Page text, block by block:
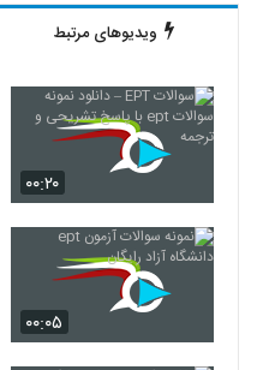
ویدیوهای مرتبط
۰۰:۲۰
۰۰:۰۵